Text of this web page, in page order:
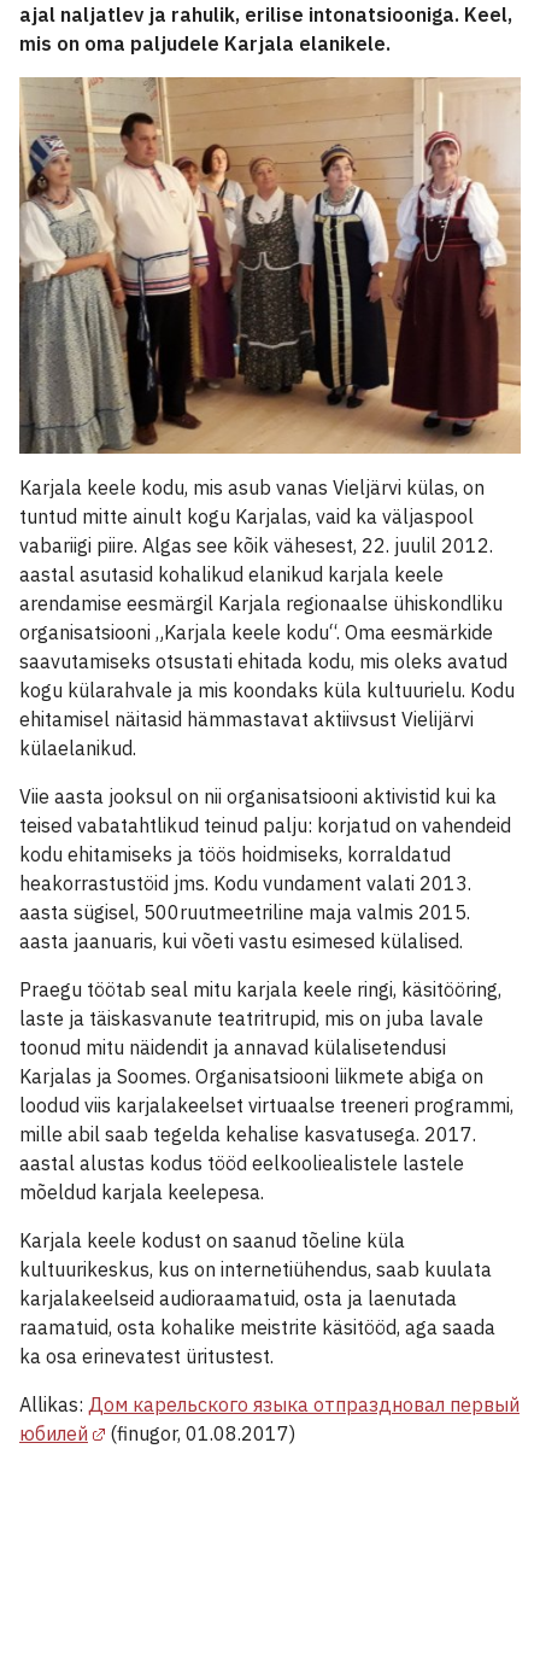
ajal naljatlev ja rahulik, erilise intonatsiooniga. Keel,
mis on oma paljudele Karjala elanikele.
Karjala keele kodu, mis asub vanas Vieljärvi külas, on
tuntud mitte ainult kogu Karjalas, vaid ka väljaspool
vabariigi piire. Algas see kõik vähesest, 22. juulil 2012.
aastal asutasid kohalikud elanikud karjala keele
arendamise eesmärgil Karjala regionaalse ühiskondliku
organisatsiooni „Karjala keele kodu“. Oma eesmärkide
saavutamiseks otsustati ehitada kodu, mis oleks avatud
kogu külarahvale ja mis koondaks küla kultuurielu. Kodu
ehitamisel näitasid hämmastavat aktiivsust Vielijärvi
külaelanikud.
Viie aasta jooksul on nii organisatsiooni aktivistid kui ka
teised vabatahtlikud teinud palju: korjatud on vahendeid
kodu ehitamiseks ja töös hoidmiseks, korraldatud
heakorrastustöid jms. Kodu vundament valati 2013.
aasta sügisel, 500ruutmeetriline maja valmis 2015.
aasta jaanuaris, kui võeti vastu esimesed külalised.
Praegu töötab seal mitu karjala keele ringi, käsitööring,
laste ja täiskasvanute teatritrupid, mis on juba lavale
toonud mitu näidendit ja annavad külalisetendusi
Karjalas ja Soomes. Organisatsiooni liikmete abiga on
loodud viis karjalakeelset virtuaalse treeneri programmi,
mille abil saab tegelda kehalise kasvatusega. 2017.
aastal alustas kodus tööd eelkooliealistele lastele
mõeldud karjala keelepesa.
Karjala keele kodust on saanud tõeline küla
kultuurikeskus, kus on internetiühendus, saab kuulata
karjalakeelseid audioraamatuid, osta ja laenutada
raamatuid, osta kohalike meistrite käsitööd, aga saada
ka osa erinevatest üritustest.
Allikas: Дом карельского языка отпраздновал первый
юбилей
(finugor, 01.08.2017)